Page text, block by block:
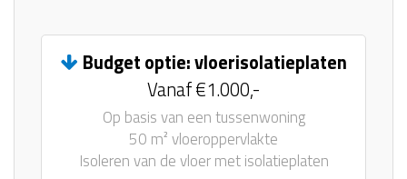
Budget optie: vloerisolatieplaten
Vanaf €1.000,-
Op basis van een tussenwoning
50 m² vloeroppervlakte
Isoleren van de vloer met isolatieplaten